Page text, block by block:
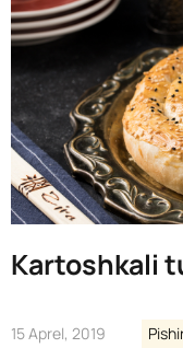
Kartoshkali
15 Aprel, 2019